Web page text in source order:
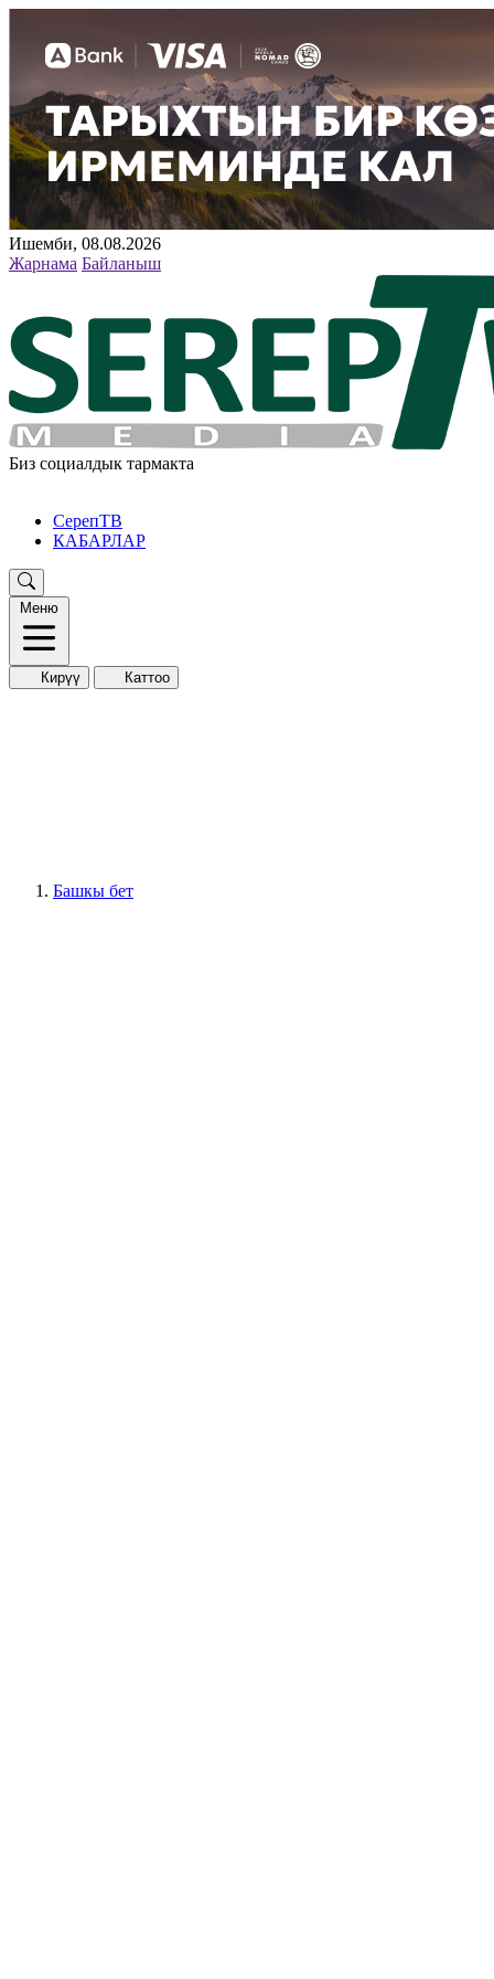
Ишемби, 08.08.2026
Жарнама Байланыш
Биз социалдык тармакта
СерепТВ
КАБАРЛАР
Меню
Кирүү Каттоо
Башкы бет